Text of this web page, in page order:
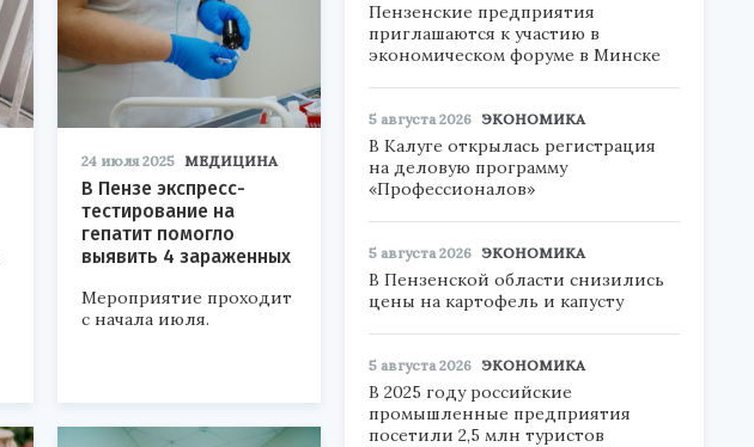
24 июля 2025 МЕДИЦИНА
В Пензе экспресс-
тестирование на
гепатит помогло
выявить 4 зараженных
Мероприятие проходит
с начала июля.
Пензенские предприятия
приглашаются к участию в
экономическом форуме в Минске
5 августа 2026 ЭКОНОМИКА
В Калуге открылась регистрация
на деловую программу
«Профессионалов»
5 августа 2026 ЭКОНОМИКА
В Пензенской области снизились
цены на картофель и капусту
5 августа 2026 ЭКОНОМИКА
В 2025 году российские
промышленные предприятия
посетили 2,5 млн туристов